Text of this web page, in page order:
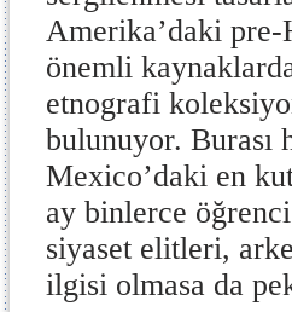
Amerika’daki
önemli
etnografi
bulunuyor. Burası
Mexico’daki en
ay binlerce
siyaset elitleri,
ilgisi olmasa da